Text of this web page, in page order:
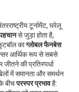
टूर्नामेंट, घरेलू
से जुड़ा होता है,
काग्लोबल फैनबेस
आर्थिक रूप से सबसे
की प्रतिस्पर्धा
में समानता और समर्थन
बीचपरस्पर प्रभावहै: